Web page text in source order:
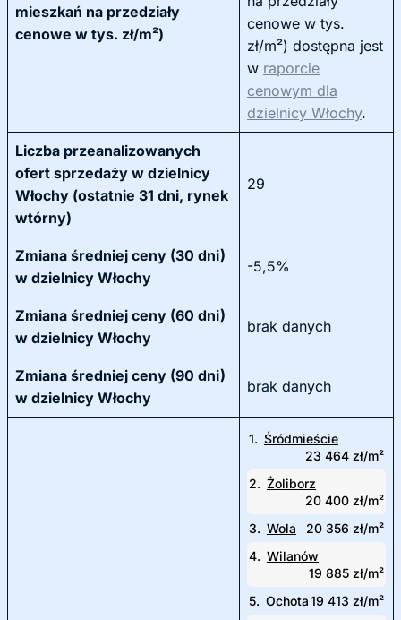
mieszkań na przedziały
cenowe w tys. zł/m²)
cenowe w tys.
zł/m²) dostępna jest
w raporcie
cenowym dla
dzielnicy Włochy.
Liczba przeanalizowanych
ofert sprzedaży w dzielnicy
Włochy (ostatnie 31 dni, rynek
wtórny)
29
Zmiana średniej ceny (30 dni)
w dzielnicy Włochy
-5,5%
Zmiana średniej ceny (60 dni)
w dzielnicy Włochy
brak danych
Zmiana średniej ceny (90 dni)
w dzielnicy Włochy
brak danych
1. Śródmieście
23 464 zł/m²
2. Żoliborz
20 400 zł/m²
3. Wola
20 356 zł/m²
4. Wilanów
19 885 zł/m²
5. Ochota19 413 zł/m²